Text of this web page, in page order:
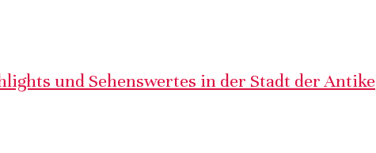
und Sehenswertes in der Stadt der Antike